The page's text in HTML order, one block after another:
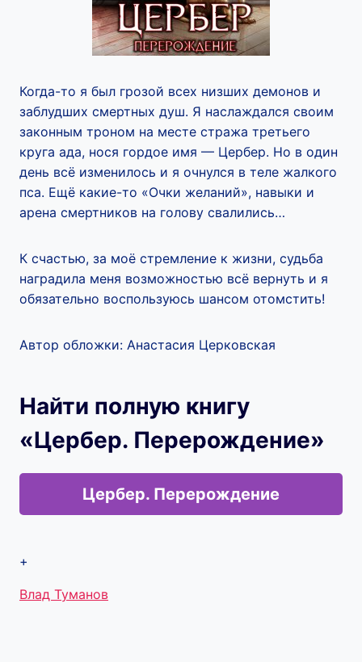
Когда-то я был грозой всех низших демонов и
заблудших смертных душ. Я наслаждался своим
законным троном на месте стража третьего
круга ада, нося гордое имя — Цербер. Но в один
день всё изменилось и я очнулся в теле жалкого
пса. Ещё какие-то «Очки желаний», навыки и
арена смертников на голову свалились…
К счастью, за моё стремление к жизни, судьба
наградила меня возможностью всё вернуть и я
обязательно воспользуюсь шансом отомстить!
Автор обложки: Анастасия Церковская
Найти полную книгу
«Цербер. Перерождение»
Цербер. Перерождение
+
Метки
Влад Туманов